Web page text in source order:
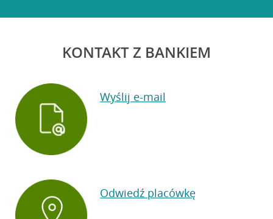
KONTAKT Z BANKIEM
Wyślij e-mail
Odwiedź placówkę